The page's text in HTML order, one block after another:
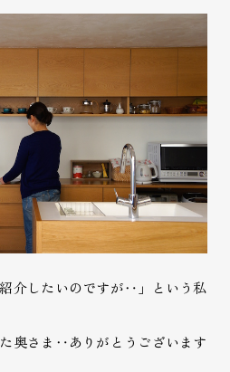
介したいのですが‥」という私
奥さま‥ありがとうございます